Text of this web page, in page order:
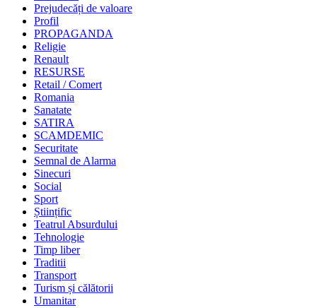
Prejudecăți de valoare
Profil
PROPAGANDA
Religie
Renault
RESURSE
Retail / Comert
Romania
Sanatate
SATIRA
SCAMDEMIC
Securitate
Semnal de Alarma
Sinecuri
Social
Sport
Științific
Teatrul Absurdului
Tehnologie
Timp liber
Traditii
Transport
Turism și călătorii
Umanitar